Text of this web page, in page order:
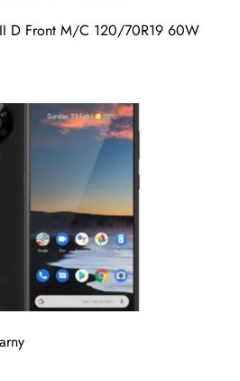
II D Front M/C 120/70R19 60W